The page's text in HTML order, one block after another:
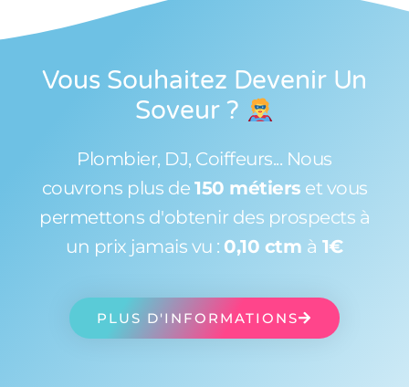
Vous Souhaitez Devenir Un
Soveur ?
Plombier, DJ, Coiffeurs... Nous
couvrons plus de 150 métiers et vous
permettons d'obtenir des prospects à
un prix jamais vu : 0,10 ctm à 1€
PLUS D'INFORMATIONS